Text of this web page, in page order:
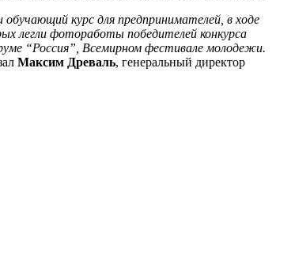
курс для предпринимателей, в ходе
легли фотоработы победителей конкурса
“Россия” , Всемирном фестивале молодежи.
Максим Древаль, генеральный директор